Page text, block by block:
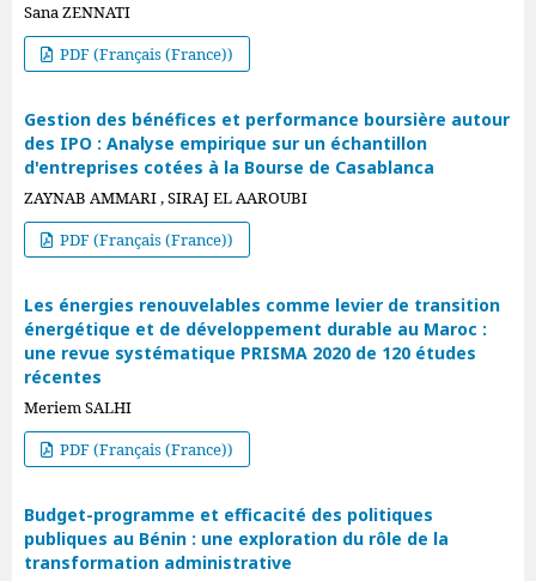
Sana ZENNATI
PDF (Français (France))
Gestion des bénéfices et performance boursière autour
des IPO : Analyse empirique sur un échantillon
d'entreprises cotées à la Bourse de Casablanca
ZAYNAB AMMARI , SIRAJ EL AAROUBI
PDF (Français (France))
Les énergies renouvelables comme levier de transition
énergétique et de développement durable au Maroc :
une revue systématique PRISMA 2020 de 120 études
récentes
Meriem SALHI
PDF (Français (France))
Budget-programme et efficacité des politiques
publiques au Bénin : une exploration du rôle de la
transformation administrative